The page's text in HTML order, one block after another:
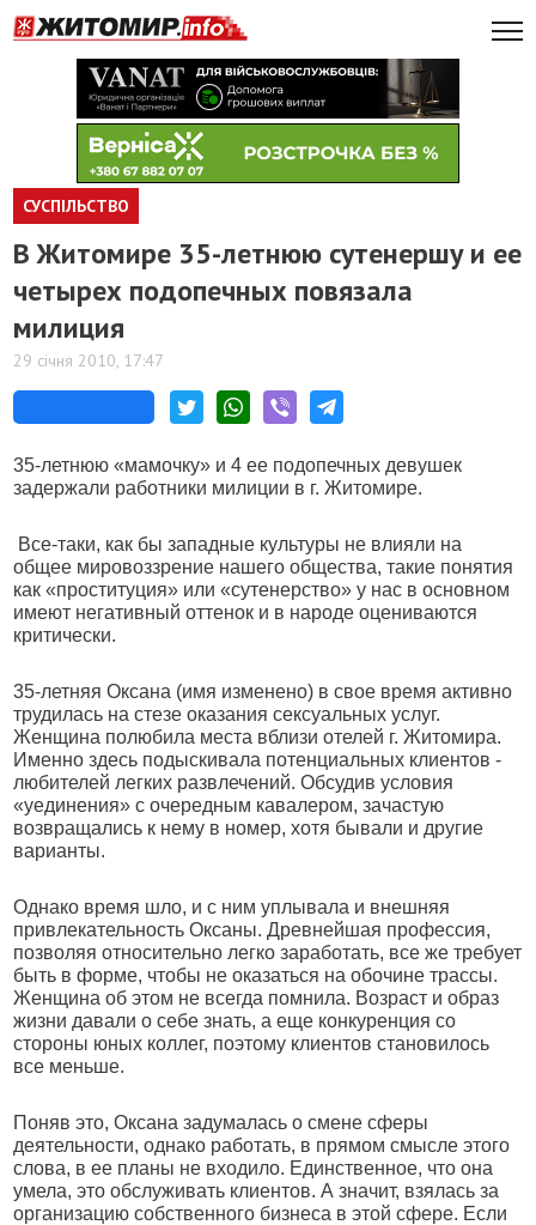
СУСПІЛЬСТВО
В Житомире 35-летнюю сутенершу и ее
четырех подопечных повязала
милиция
29 січня 2010, 17:47
35-летнюю «мамочку» и 4 ее подопечных девушек
задержали работники милиции в г. Житомире.
Все-таки, как бы западные культуры не влияли на
общее мировоззрение нашего общества, такие понятия
как «проституция» или «сутенерство» у нас в основном
имеют негативный оттенок и в народе оцениваются
критически.
35-летняя Оксана (имя изменено) в свое время активно
трудилась на стезе оказания сексуальных услуг.
Женщина полюбила места вблизи отелей г. Житомира.
Именно здесь подыскивала потенциальных клиентов -
любителей легких развлечений. Обсудив условия
«уединения» с очередным кавалером, зачастую
возвращались к нему в номер, хотя бывали и другие
варианты.
Однако время шло, и с ним уплывала и внешняя
привлекательность Оксаны. Древнейшая профессия,
позволяя относительно легко заработать, все же требует
быть в форме, чтобы не оказаться на обочине трассы.
Женщина об этом не всегда помнила. Возраст и образ
жизни давали о себе знать, а еще конкуренция со
стороны юных коллег, поэтому клиентов становилось
все меньше.
Поняв это, Оксана задумалась о смене сферы
деятельности, однако работать, в прямом смысле этого
слова, в ее планы не входило. Единственное, что она
умела, это обслуживать клиентов. А значит, взялась за
организацию собственного бизнеса в этой сфере. Если